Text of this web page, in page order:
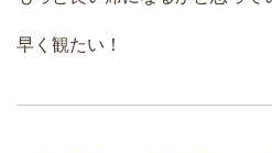
早く観たい！